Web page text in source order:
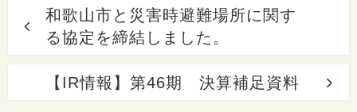
和歌山市と災害時避難場所に関す
る協定を締結しました。
【IR情報】第46期 決算補足資料